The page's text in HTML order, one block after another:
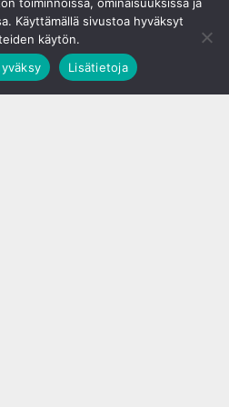
Käyttämällä sivustoa hyväksyt
käytön.
Lisätietoja